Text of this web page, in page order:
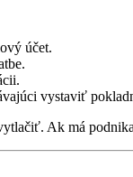
účet.
vystaviť
Ak má